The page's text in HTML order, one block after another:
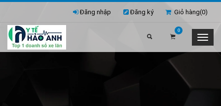
Giỏ hàng(0)
Đăng nhập Đăng ký
0